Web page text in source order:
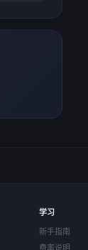
学习
新手指南
费率说明